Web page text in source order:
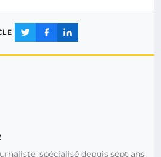
spécialisé depuis sept ans